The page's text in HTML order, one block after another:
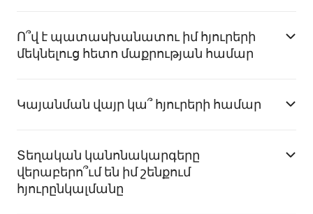
Ո՞վ է պատասխանատու իմ հյուրերի
մեկնելուց հետո մաքրության համար
Կայանման վայր կա՞ հյուրերի համար
Տեղական կանոնակարգերը
վերաբերո՞ւմ են իմ շենքում
հյուրընկալմանը